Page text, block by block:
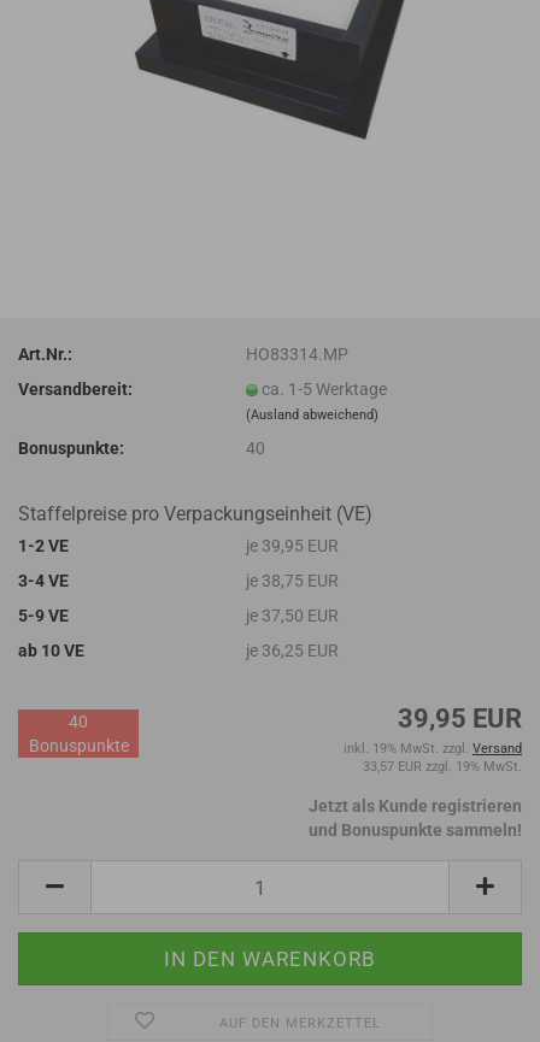
Art.Nr.:
HO83314.MP
Versandbereit:
ca. 1-5 Werktage
(Ausland abweichend)
Bonuspunkte: 40
Staffelpreise pro Verpackungseinheit (VE)
1-2 VE
je 39,95 EUR
3-4 VE
je 38,75 EUR
5-9 VE
je 37,50 EUR
ab 10 VE
je 36,25 EUR
39,95 EUR
inkl. 19% MwSt. zzgl. Versand
33,57 EUR zzgl. 19% MwSt.
40
Bonuspunkte
Jetzt als Kunde registrieren
und Bonuspunkte sammeln!
AUF DEN MERKZETTEL